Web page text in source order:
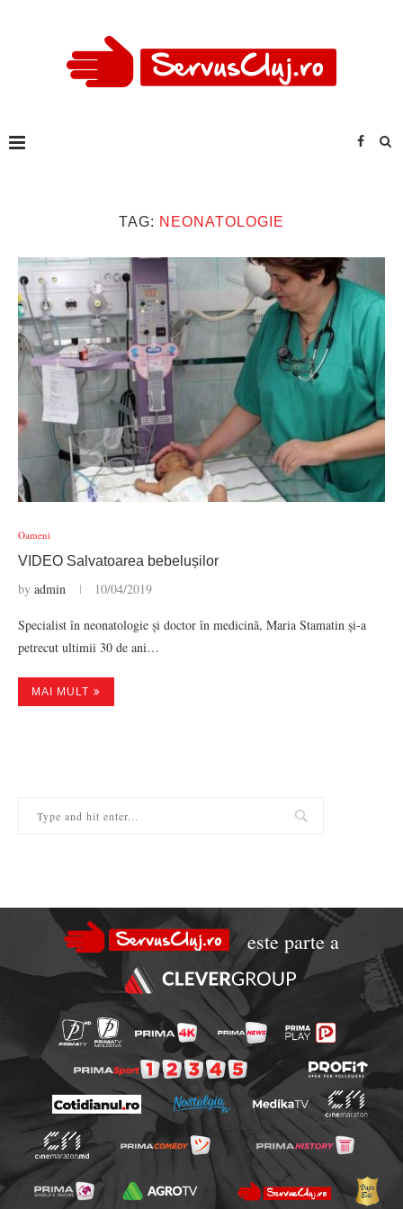
TAG: NEONATOLOGIE
Oameni
VIDEO Salvatoarea bebelușilor
by admin 10/04/2019
Specialist în neonatologie și doctor în medicină, Maria Stamatin și-a
petrecut ultimii 30 de ani…
MAI MULT
este parte a